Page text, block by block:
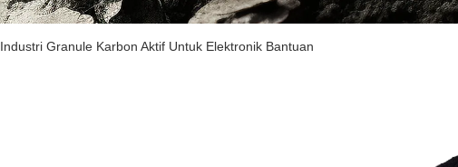
Industri Granule Karbon Aktif Untuk Elektronik Bantuan